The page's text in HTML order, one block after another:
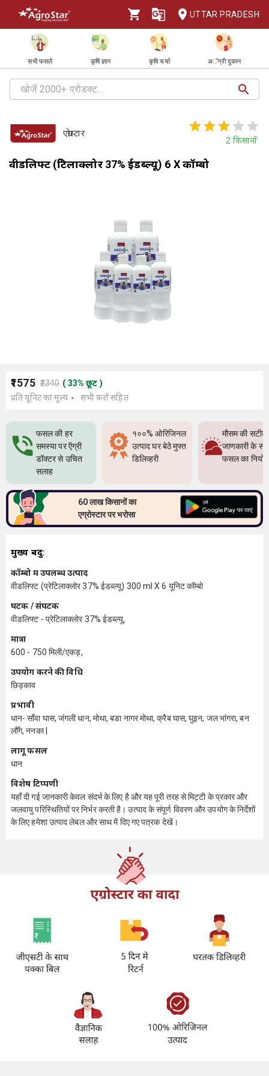
UTTAR PRADESH
सभी फसलें कृषि ज्ञान कृषि चर्चा अॅग्री दुकान
एग्रोस्टार
2 किसानों
वीडलिफ्ट (प्रेटिलाक्लोर 37% ईडब्ल्यू) 6 X कॉम्बो
₹1575 ₹2340 ( 33% छूट )
प्रति यूनिट का मूल्य
सभी करों सहित
फसल की हर
समस्या पर ऍग्री
डॉक्टर से उचित
सलाह
१००% ओरिजिनल
उत्पाद घर बेठे मुफ्त
डिलिव्हरी
मौसम की सटीक
जाणकारी के
फसल का
60 लाख किसानों का
एग्रोस्टार पर भरोसा
मुख्य बिंदु:
कॉम्बो में उपलब्ध उत्पाद
वीडलिफ्ट (प्रेटिलाक्लोर 37% ईडब्ल्यू) 300 ml X 6 यूनिट कॉम्बो
घटक / संघटक
वीडलिफ्ट - प्रेटिलाक्लोर 37% ईडब्ल्यू,
मात्रा
600 - 750 मिली/एकड़,
उपयोग करने की विधि
छिड़काव
प्रभावी
धान- साँवा घास, जंगली धान, मोथा, बडा नागर मोथा, क्रैब घास, घुइन, जल भांगरा, बन
लौँग, ननका |
लागू फसलें
धान
विशेष टिप्पणी
यहाँ दी गई जानकारी केवल संदर्भ के लिए है और यह पूरी तरह से मिट्टी के प्रकार और
जलवायु परिस्थितियों पर निर्भर करती है। उत्पाद के संपूर्ण विवरण और उपयोग के निर्देशों
के लिए हमेशा उत्पाद लेबल और साथ में दिए गए पत्रक देखें।